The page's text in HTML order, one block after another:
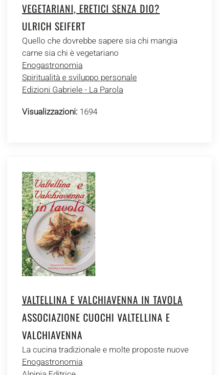
VEGETARIANI, ERETICI SENZA DIO?
ULRICH SEIFERT
Quello che dovrebbe sapere sia chi mangia
carne sia chi è vegetariano
Enogastronomia
Spiritualità e sviluppo personale
Edizioni Gabriele - La Parola
Visualizzazioni: 1694
VALTELLINA E VALCHIAVENNA IN TAVOLA
ASSOCIAZIONE CUOCHI VALTELLINA E
VALCHIAVENNA
La cucina tradizionale e molte proposte nuove
Enogastronomia